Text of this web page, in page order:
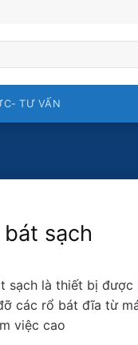
TƯ VẤN
bát sạch
sạch là thiết bị
các rổ bát đĩa từ
việc cao